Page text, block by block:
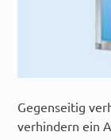
Gegenseitig
verhindern ein